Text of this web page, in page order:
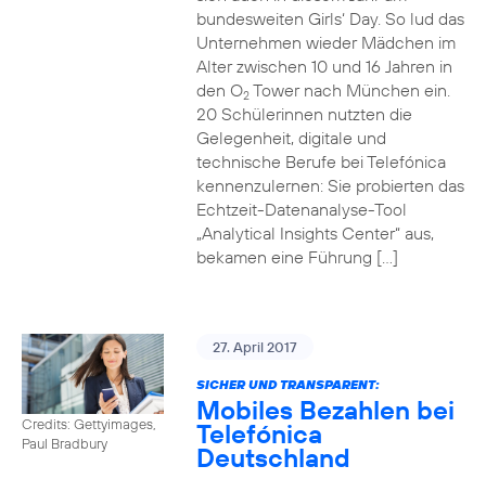
bundesweiten Girls‘ Day. So lud das
Unternehmen wieder Mädchen im
Alter zwischen 10 und 16 Jahren in
den O2Tower nach München ein.
20 Schülerinnen nutzten die
Gelegenheit, digitale und
technische Berufe bei Telefónica
kennenzulernen: Sie probierten das
Echtzeit-Datenanalyse-Tool
„Analytical Insights Center“ aus,
bekamen eine Führung […]
Credits: Gettyimages,
Paul Bradbury
27. April 2017
SICHER UND TRANSPARENT:
Mobiles Bezahlen bei
Telefónica
Deutschland